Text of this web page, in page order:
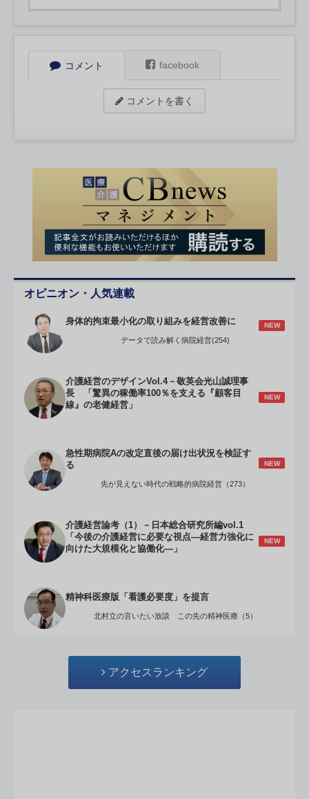
コメント facebook
コメントを書く
オピニオン・人気連載
身体的拘束最小化の取り組みを経営改善に NEW
データで読み解く病院経営(254)
介護経営のデザインVol.4－敬英会光山誠理事
長 「驚異の稼働率100％を支える『顧客目
線』の老健経営」
NEW
急性期病院Aの改定直後の届け出状況を検証す
る
NEW
先が見えない時代の戦略的病院経営（273）
介護経営論考（1）－日本総合研究所編vol.1
「今後の介護経営に必要な視点―経営力強化に
向けた大規模化と協働化―」
NEW
精神科医療版「看護必要度」を提言
北村立の言いたい放談 この先の精神医療（5）
アクセスランキング